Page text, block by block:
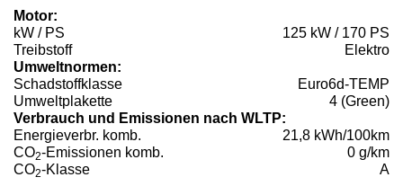
Motor:
kW / PS
125 kW / 170 PS
Treibstoff
Elektro
Umweltnormen:
Schadstoffklasse
Euro6d-TEMP
Umweltplakette
4 (Green)
Verbrauch und Emissionen nach WLTP:
Energieverbr. komb.
21,8 kWh/100km
CO2-Emissionen komb.
0 g/km
CO2-Klasse A